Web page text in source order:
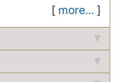
[ more... ]